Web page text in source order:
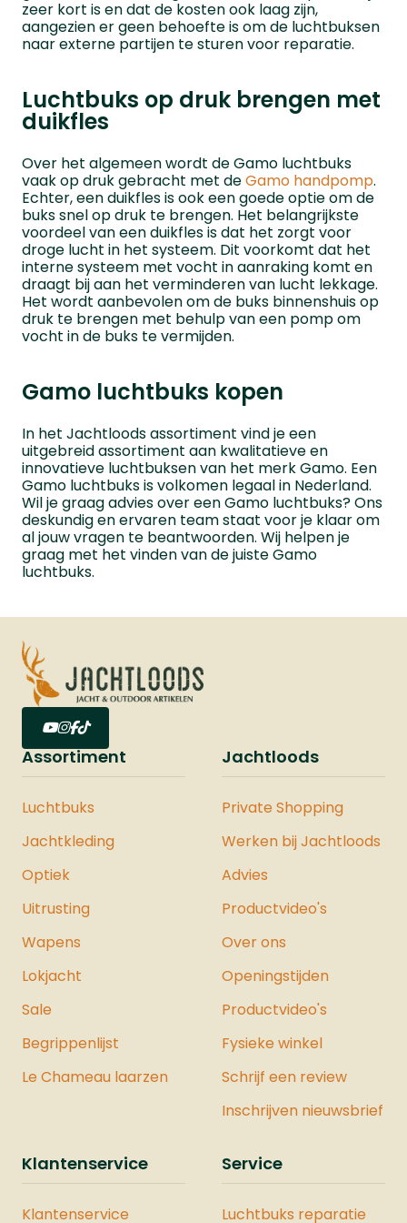
zeer kort is en dat de kosten ook laag zijn,
aangezien er geen behoefte is om de luchtbuksen
naar externe partijen te sturen voor reparatie.
Luchtbuks op druk brengen met
duikfles
Over het algemeen wordt de Gamo luchtbuks
vaak op druk gebracht met deGamo handpomp.
Echter, een duikfles is ook een goede optie om de
buks snel op druk te brengen. Het belangrijkste
voordeel van een duikfles is dat het zorgt voor
droge lucht in het systeem. Dit voorkomt dat het
interne systeem met vocht in aanraking komt en
draagt bij aan het verminderen van lucht lekkage.
Het wordt aanbevolen om de buks binnenshuis op
druk te brengen met behulp van een pomp om
vocht in de buks te vermijden.
Gamo luchtbuks kopen
In het Jachtloods assortiment vind je een
uitgebreid assortiment aan kwalitatieve en
innovatieve luchtbuksen van het merk Gamo. Een
Gamo luchtbuks is volkomen legaal in Nederland.
Wil je graag advies over een Gamo luchtbuks? Ons
deskundig en ervaren team staat voor je klaar om
al jouw vragen te beantwoorden. Wij helpen je
graag met het vinden van de juiste Gamo
luchtbuks.
Assortiment
Luchtbuks
Jachtkleding
Optiek
Uitrusting
Wapens
Lokjacht
Sale
Begrippenlijst
Le Chameau laarzen
Jachtloods
Private Shopping
Werken bij Jachtloods
Advies
Productvideo's
Over ons
Openingstijden
Productvideo's
Fysieke winkel
Schrijf een review
Inschrijven nieuwsbrief
Klantenservice
Klantenservice
Service
Luchtbuks reparatie